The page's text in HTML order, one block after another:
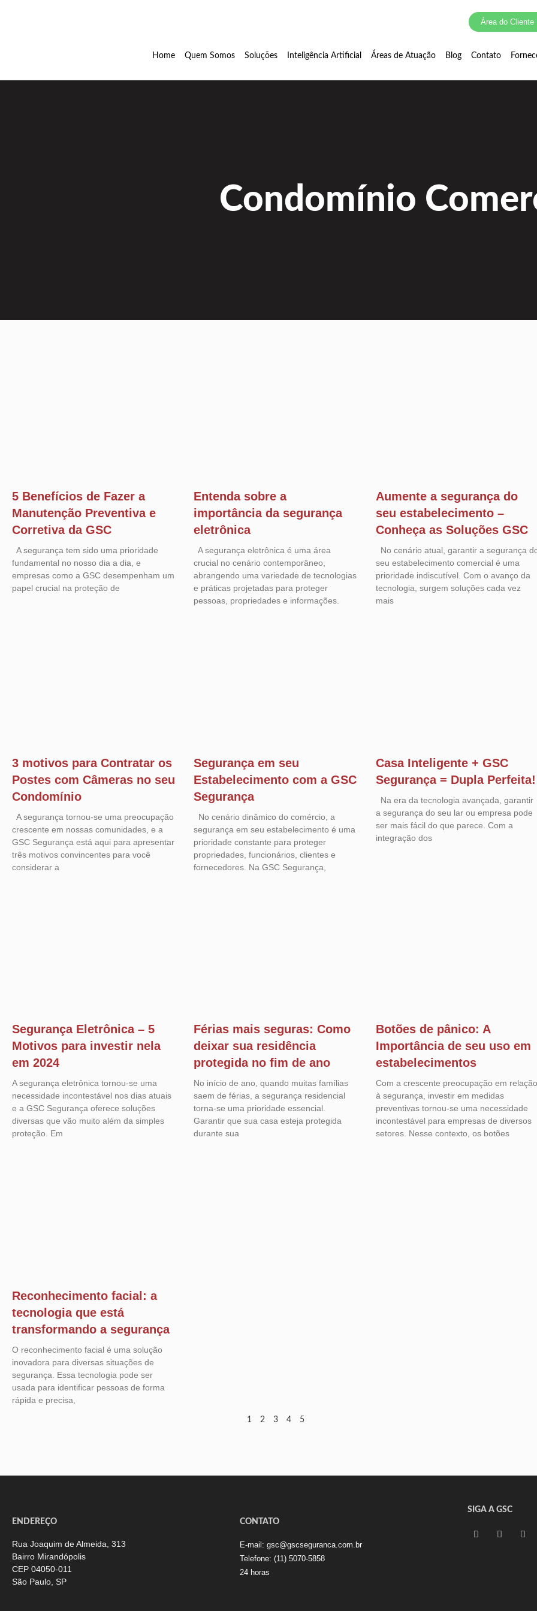
Área do Cliente
Home Quem Somos Soluções Inteligência Artificial Áreas de Atuação Blog Contato
Condomínio
5 Benefícios de Fazer a
Manutenção Preventiva e
Corretiva da GSC
A segurança tem sido uma prioridade
fundamental no nosso dia a dia, e
empresas como a GSC desempenham um
papel crucial na proteção de
Entenda sobre a
importância da segurança
eletrônica
A segurança eletrônica é uma área
crucial no cenário contemporâneo,
abrangendo uma variedade de tecnologias
e práticas projetadas para proteger
pessoas, propriedades e informações.
Aumente a segurança do
seu estabelecimento –
Conheça as Soluções GSC
No cenário atual, garantir a segurança
seu estabelecimento comercial é uma
prioridade indiscutível. Com o avanço da
tecnologia, surgem soluções cada vez
mais
3 motivos para Contratar os
Postes com Câmeras no seu
Condomínio
A segurança tornou-se uma preocupação
crescente em nossas comunidades, e a
GSC Segurança está aqui para apresentar
três motivos convincentes para você
considerar a
Segurança em seu
Estabelecimento com a GSC
Segurança
No cenário dinâmico do comércio, a
segurança em seu estabelecimento é uma
prioridade constante para proteger
propriedades, funcionários, clientes e
fornecedores. Na GSC Segurança,
Casa Inteligente + GSC
Segurança = Dupla Perfeita!
Na era da tecnologia avançada, garantir
a segurança do seu lar ou empresa pode
ser mais fácil do que parece. Com a
integração dos
Segurança Eletrônica – 5
Motivos para investir nela
em 2024
A segurança eletrônica tornou-se uma
necessidade incontestável nos dias atuais
e a GSC Segurança oferece soluções
diversas que vão muito além da simples
proteção. Em
Férias mais seguras: Como
deixar sua residência
protegida no fim de ano
No início de ano, quando muitas famílias
saem de férias, a segurança residencial
torna-se uma prioridade essencial.
Garantir que sua casa esteja protegida
durante sua
Botões de pânico: A
Importância de seu uso em
estabelecimentos
Com a crescente preocupação em relação
à segurança, investir em medidas
preventivas tornou-se uma necessidade
incontestável para empresas de diversos
setores. Nesse contexto, os botões
Reconhecimento facial: a
tecnologia que está
transformando a segurança
O reconhecimento facial é uma solução
inovadora para diversas situações de
segurança. Essa tecnologia pode ser
usada para identificar pessoas de forma
rápida e precisa,
1 2 3 4 5
ENDEREÇO
Rua Joaquim de Almeida, 313
Bairro Mirandópolis
CEP 04050-011
São Paulo, SP
CONTATO
E-mail: gsc@gscseguranca.com.br
Telefone: (11) 5070-5858
24 horas
SIGA A GSC